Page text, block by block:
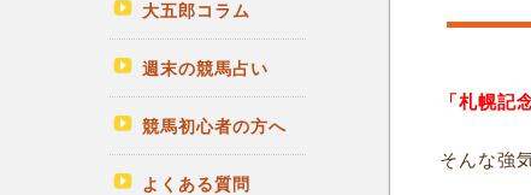
大五郎コラム
週末の競馬占い
競馬初心者の方へ
よくある質問
「札幌記
そんな強